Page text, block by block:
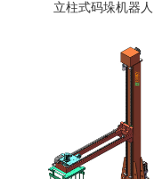
立柱式码垛机器人